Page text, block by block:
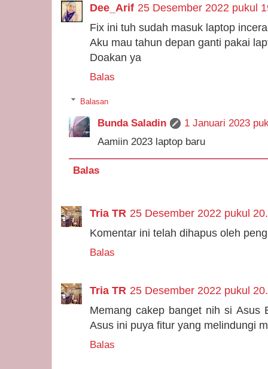
Dee_Arif 25 Desember 2022 pukul
Fix ini tuh sudah masuk laptop
Aku mau tahun depan ganti pakai
Doakan ya
Balas
Balasan
Bunda Saladin
1 Januari 2023
Aamiin 2023 laptop baru
Balas
Tria TR 25 Desember 2022 pukul
Komentar ini telah dihapus oleh
Balas
Tria TR 25 Desember 2022 pukul
Memang cakep banget nih si Asus
Asus ini puya fitur yang melindungi
Balas